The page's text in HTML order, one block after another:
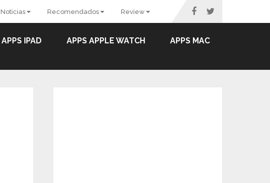
Noticias Recomendados Review
APPS IPAD APPS APPLE WATCH APPS MAC